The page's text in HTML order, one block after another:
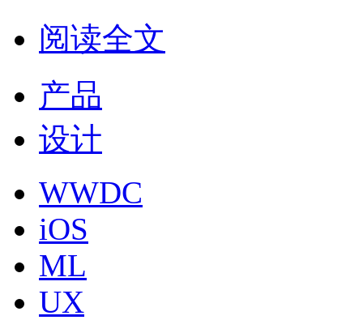
阅读全文
产品
设计
WWDC
iOS
ML
UX